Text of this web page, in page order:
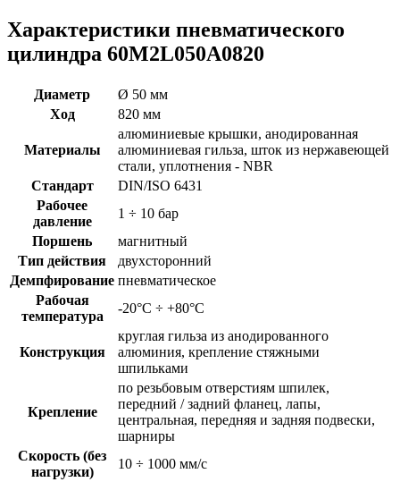
Характеристики пневматического
цилиндра 60M2L050A0820
Диаметр
Ø 50 мм
Ход
820 мм
Материалы
алюминиевые крышки, анодированная
алюминиевая гильза, шток из нержавеющей
стали, уплотнения - NBR
Стандарт
DIN/ISO 6431
Рабочее
давление
1 ÷ 10 бар
Поршень
магнитный
Тип действия
двухсторонний
Демпфирование пневматическое
Рабочая
температура
-20°C ÷ +80°C
Конструкция
круглая гильза из анодированного
алюминия, крепление стяжными
шпильками
Крепление
по резьбовым отверстиям шпилек,
передний / задний фланец, лапы,
центральная, передняя и задняя подвески,
шарниры
Скорость (без
нагрузки)
10 ÷ 1000 мм/с